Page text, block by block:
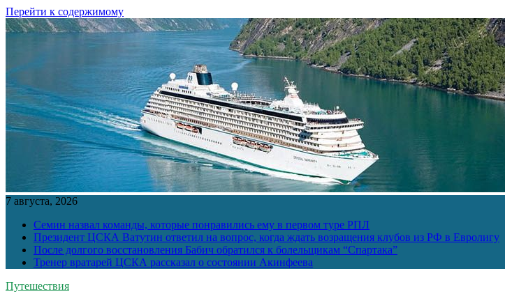
Перейти к содержимому
7 августа, 2026
Семин назвал команды, которые понравились ему в первом туре РПЛ
Президент ЦСКА Ватутин ответил на вопрос, когда ждать возращения клубов из РФ в Евролигу
После долгого восстановления Бабич обратился к болельщикам “Спартака”
Тренер вратарей ЦСКА рассказал о состоянии Акинфеева
Путешествия